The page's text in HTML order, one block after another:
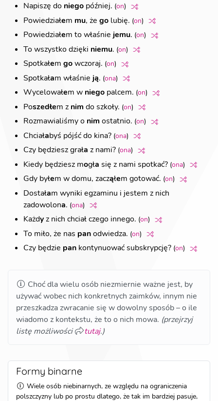
Napiszę do niego później. (on)
Powiedziałem mu, że go lubię. (on)
Powiedziałem to właśnie jemu. (on)
To wszystko dzięki niemu. (on)
Spotkałem go wczoraj. (on)
Spotkałam właśnie ją. (ona)
Wycelowałem w niego palcem. (on)
Poszedłem z nim do szkoły. (on)
Rozmawialiśmy o nim ostatnio. (on)
Chciałabyś pójść do kina? (ona)
Czy będziesz grała z nami? (ona)
Kiedy będziesz mogła się z nami spotkać? (ona)
Gdy byłem w domu, zacząłem gotować. (on)
Dostałam wyniki egzaminu i jestem z nich
zadowolona. (ona)
Każdy z nich chciał czego innego. (on)
To miło, że nas pan odwiedza. (on)
Czy będzie pan kontynuować subskrypcję? (on)
Choć dla wielu osób niezmiernie ważne jest, by
używać wobec nich konkretnych zaimków, innym nie
przeszkadza zwracanie się w dowolny sposób – o ile
wiadomo z kontekstu, że to o nich mowa. (przejrzyj
listę możliwości
tutaj.)
Formy binarne
Wiele osób niebinarnych, ze względu na ograniczenia
polszczyzny lub po prostu dlatego, że tak im bardziej pasuje,